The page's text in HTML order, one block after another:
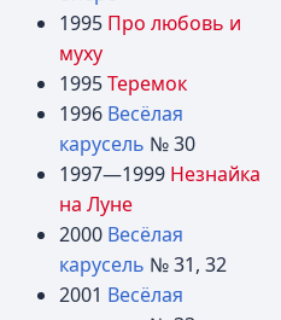
1995 Про любовь и
муху
1995Теремок
1996 Весёлая
карусель № 30
1997—1999 Незнайка
на Луне
2000 Весёлая
карусель № 31, 32
2001 Весёлая